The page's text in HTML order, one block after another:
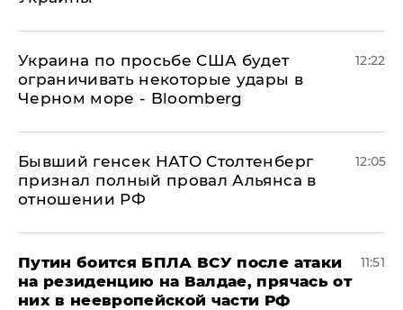
Украина по просьбе США будет
ограничивать некоторые удары в
Черном море - Bloomberg
12:22
Бывший генсек НАТО Столтенберг
признал полный провал Альянса в
отношении РФ
12:05
Путин боится БПЛА ВСУ после атаки
на резиденцию на Валдае, прячась от
них в неевропейской части РФ
11:51